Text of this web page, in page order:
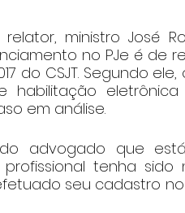
ministro José
no PJe é de
do CSJT. Segundo
em análise.
advogado que
tenha sido
seu cadastro no